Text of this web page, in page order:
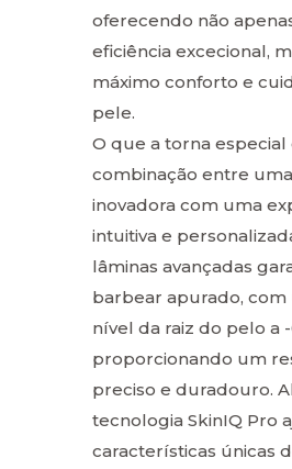
oferecendo não
eficiência excecional,
máximo conforto e
pele.
O que a torna especial
combinação entre
inovadora com uma
intuitiva e
lâminas avançadas
barbear apurado,
nível da raiz do pelo a
proporcionando um
preciso e duradouro.
tecnologia SkinIQ Pro
características únicas